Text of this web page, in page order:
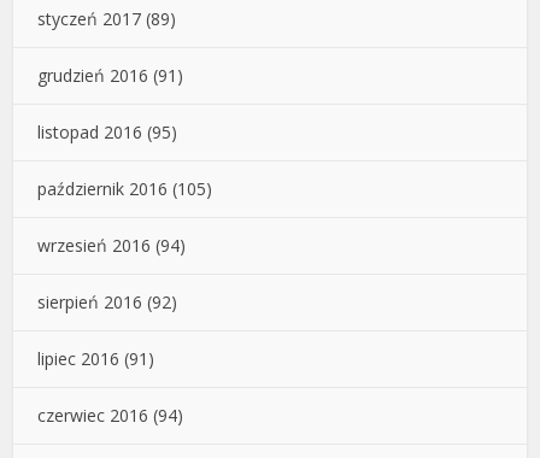
styczeń 2017 (89)
grudzień 2016 (91)
listopad 2016 (95)
październik 2016 (105)
wrzesień 2016 (94)
sierpień 2016 (92)
lipiec 2016 (91)
czerwiec 2016 (94)